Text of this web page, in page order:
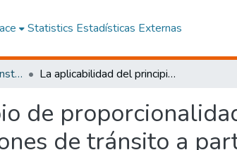
Statistics Estadísticas Externas
Maestría en Derecho Constitucional con Mención en Derecho Constitucional La aplicabilidad del principio de proporcionalidad y el derecho al debido proceso en las contravenciones de tránsito a partir de la Jurisprudencia Constitucional Ecuatoriana: Análisis de la sentencia n.° 163-18-sep-cc de la Corte Constitucional.
de
de tránsito a